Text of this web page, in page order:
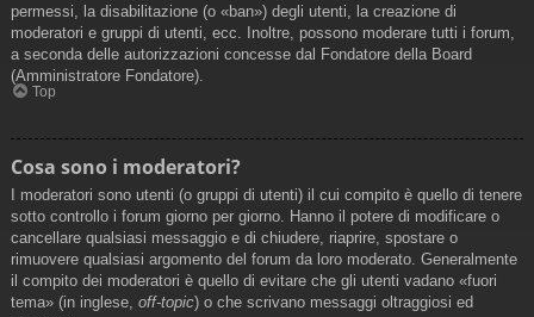
permessi, la disabilitazione (o «ban») degli utenti, la creazione di
moderatori e gruppi di utenti, ecc. Inoltre, possono moderare tutti i forum,
a seconda delle autorizzazioni concesse dal Fondatore della Board
(Amministratore Fondatore).
Top
Cosa sono i moderatori?
I moderatori sono utenti (o gruppi di utenti) il cui compito è quello di tenere
sotto controllo i forum giorno per giorno. Hanno il potere di modificare o
cancellare qualsiasi messaggio e di chiudere, riaprire, spostare o
rimuovere qualsiasi argomento del forum da loro moderato. Generalmente
il compito dei moderatori è quello di evitare che gli utenti vadano «fuori
tema» (in inglese, off-topic) o che scrivano messaggi oltraggiosi ed